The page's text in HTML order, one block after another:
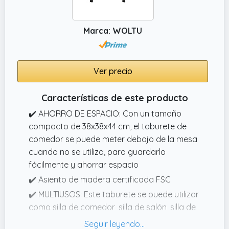
significativamente el espacio disponible. Esta
característica facilita el almacenamiento y la
reorganización rápida del entorno, perfecta
constante
✔️ Dimensiones Compactas Funcionales: Con
medidas de 38x38x46cm, estos taburetes
ofrecen la altura perfecta para mesas
auxiliares y zonas informales. Su tamaño
compacto los hace ideales para espacios
que requieren flexibilidad en la disposición del
mobiliario, adaptándose a diferentes
necesidades de uso
Marca: WOLTU
Ver precio
Características de este producto
✔️ AHORRO DE ESPACIO: Con un tamaño
compacto de 38x38x44 cm, el taburete de
comedor se puede meter debajo de la mesa
cuando no se utiliza, para guardarlo
fácilmente y ahorrar espacio
✔️ Asiento de madera certificada FSC
✔️ MULTIUSOS: Este taburete se puede utilizar
como silla de comedor, silla de salón, silla de
vestidor, silla de trabajo, silla de recepción,